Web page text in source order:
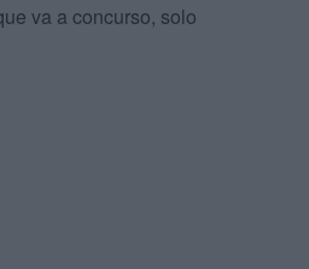
va a concurso, solo